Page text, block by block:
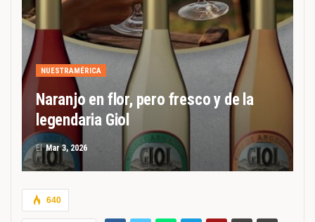
NUESTRAMÉRICA
Naranjo en flor, pero fresco y de la
legendaria Giol
ElMar 3, 2026
640